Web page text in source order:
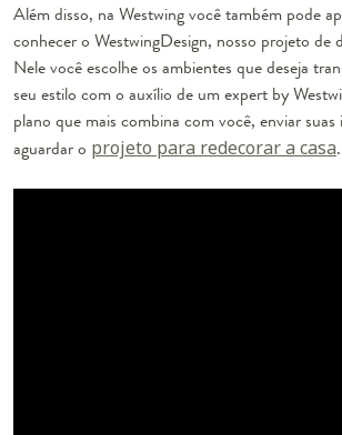
Além disso, na Westwing você também pode
conhecer o WestwingDesign, nosso projeto de
Nele você escolhe os ambientes que deseja
seu estilo com o auxílio de um expert by
plano que mais combina com você, enviar suas
aguardar o projeto para redecorar a casa